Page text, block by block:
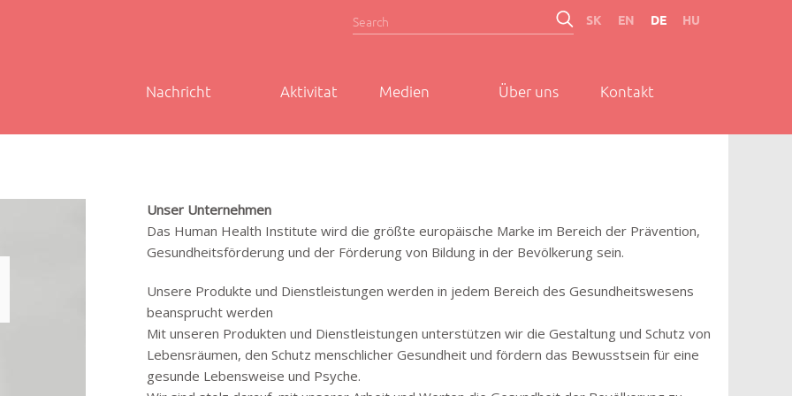
Search SK EN DE HU
Nachricht Aktivitat Medien Über uns Kontakt
Unser Unternehmen
Das Human Health Institute wird die größte europäische Marke im Bereich der Prävention,
Gesundheitsförderung und der Förderung von Bildung in der Bevölkerung sein.
Unsere Produkte und Dienstleistungen werden in jedem Bereich des Gesundheitswesens
beansprucht werden
Mit unseren Produkten und Dienstleistungen unterstützen wir die Gestaltung und Schutz von
Lebensräumen, den Schutz menschlicher Gesundheit und fördern das Bewusstsein für eine
gesunde Lebensweise und Psyche.